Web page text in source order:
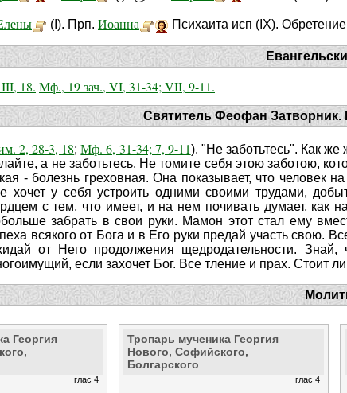
(I). Прп. Иоанна Психаита исп (IX).
18. Мф., 19 зач., VI, 31-34; VII, 9-11.
Святитель Феофан
2, 28-3, 18;Мф. 6, 31-34; 7, 9-11). "Не заботьтесь". Как же
а не заботьтесь. Не томите себя этою заботою,
- болезнь греховная. Она показывает, что
хочет у себя устроить одними своими трудами,
с тем, что имеет, и на нем почивать думает, как
забрать в свои руки. Мамон этот стал ему
всякого от Бога и в Его руки предай участь свою.
от Него продолжения щедродательности.
если захочет Бог. Все тление и прах. Стоит
Георгия
глас 4
Тропарь мученика Георгия
Нового, Софийского,
Болгарского
глас 4